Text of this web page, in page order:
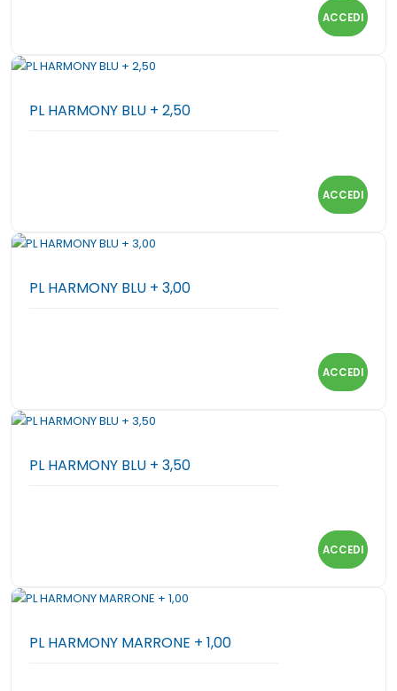
ACCEDI
PL HARMONY BLU + 2,50
ACCEDI
PL HARMONY BLU + 3,00
ACCEDI
PL HARMONY BLU + 3,50
ACCEDI
PL HARMONY MARRONE + 1,00